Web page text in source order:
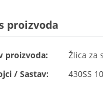
proizvoda
proizvoda:
Žlica za
/ Sastav:
430SS